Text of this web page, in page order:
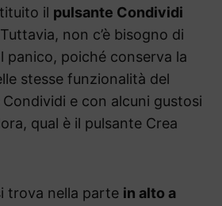
il pulsante Condividi
non c’è bisogno di
panico, poiché conserva la
stesse funzionalità del
e con alcuni gustosi
qual è il pulsante Crea
trova nella parte in alto a